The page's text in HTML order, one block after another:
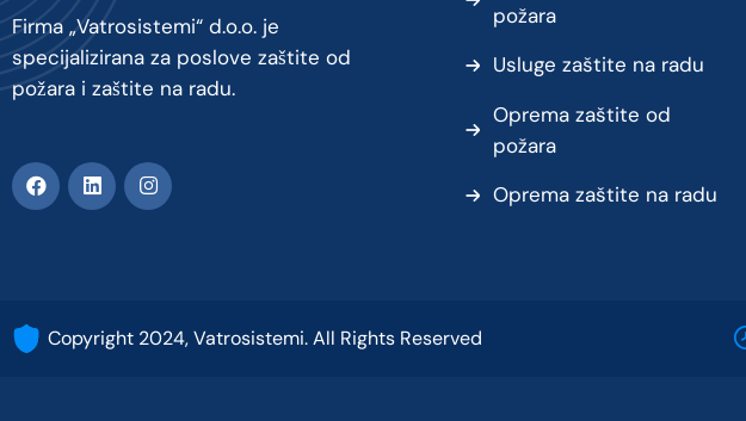
Firma „Vatrosistemi“ d.o.o. je
specijalizirana za poslove zaštite od
požara i zaštite na radu.
požara
Usluge zaštite na radu
Oprema zaštite od
požara
Oprema zaštite na radu
Copyright 2024, Vatrosistemi. All Rights Reserved